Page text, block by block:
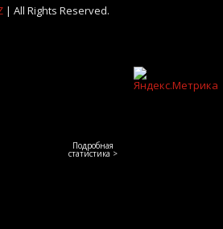
| All Rights Reserved.
Подробная
статистика >